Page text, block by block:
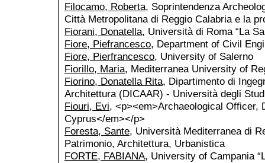
Filocamo, Roberta, Soprintendenza
Città Metropolitana di Reggio Calabria e la
Fiorani, Donatella, Università di Roma “La
Fiore, Piefrancesco, Department of Civil
Fiore, Pierfrancesco, University of Salerno
Fiorillo, Maria, Mediterranea University of
Fiorino, Donatella Rita, Dipartimento di
Architettura (DICAAR) - Università degli
Fiouri, Evi, <p><em>Archaeological Officer,
Cyprus</em></p>
Foresta, Sante, Università Mediterranea di
Patrimonio, Architettura, Urbanistica
FORTE, FABIANA, University of Campania